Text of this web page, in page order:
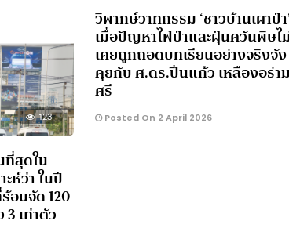
123
ที่สุดใน
ห์ว่า ในปี
อนจัด 120
เท่าตัว
วิพากษ์วาทกรรม ‘ชาวบ้านเผาป่า
เมื่อปัญหาไฟป่าและฝุ่นควันพิษไ
เคยถูกถอดบทเรียนอย่างจริงจัง
คุยกับ ศ.ดร.ปิ่นแก้ว เหลืองอร่าม
ศรี
Posted On 2 April 2026